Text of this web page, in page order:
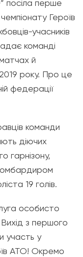
посіла перше
Героїв
учасників
команді
й
року. Про це
федерації
команди
діючих
гарнізону,
19 голів.
особисто
з першого
участь у
АТО! Окремо